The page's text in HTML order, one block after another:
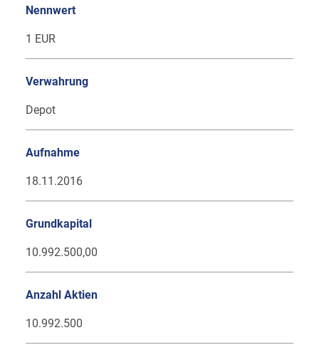
Nennwert
1 EUR
Verwahrung
Depot
Aufnahme
18.11.2016
Grundkapital
10.992.500,00
Anzahl Aktien
10.992.500